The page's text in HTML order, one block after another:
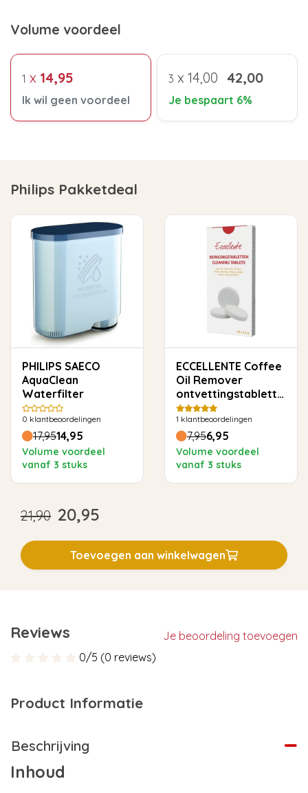
Volume voordeel
1 x 14,95
Ik wil geen voordeel
3 x 14,00 42,00
Je bespaart 6%
Philips Pakketdeal
PHILIPS SAECO
AquaClean
Waterfilter
0 klantbeoordelingen
17,9514,95
Volume voordeel
vanaf 3 stuks
ECCELLENTE Coffee
Oil Remover
ontvettingstabletten
voor Philips Saeco -
10 stuks
1 klantbeoordelingen
7,956,95
Volume voordeel
vanaf 3 stuks
21,90 20,95
Toevoegen aan winkelwagen
Reviews
Je beoordeling toevoegen
0/5 (0 reviews)
Product Informatie
Beschrijving
Inhoud